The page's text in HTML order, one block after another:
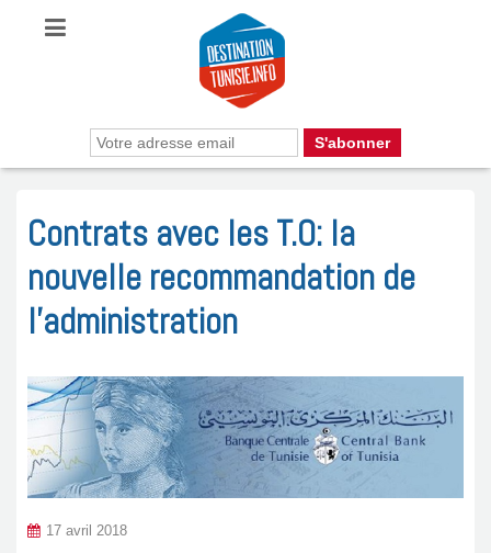
Contrats avec les T.O: la
nouvelle recommandation de
l’administration
17 avril 2018